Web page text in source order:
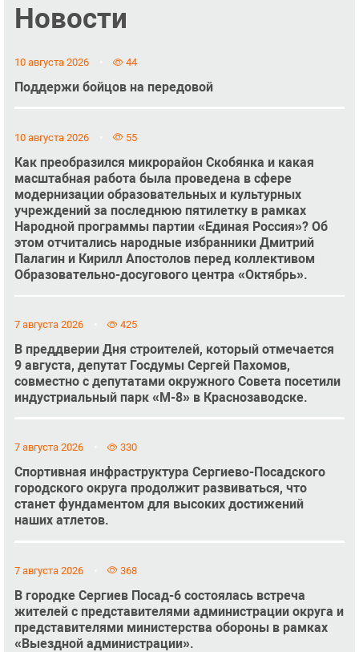
Новости
10 августа 2026 44
Поддержи бойцов на передовой
10 августа 2026 55
Как преобразился микрорайон Скобянка и какая
масштабная работа была проведена в сфере
модернизации образовательных и культурных
учреждений за последнюю пятилетку в рамках
Народной программы партии «Единая Россия»? Об
этом отчитались народные избранники Дмитрий
Палагин и Кирилл Апостолов перед коллективом
Образовательно-досугового центра «Октябрь».
7 августа 2026 425
В преддверии Дня строителей, который отмечается
9 августа, депутат Госдумы Сергей Пахомов,
совместно с депутатами окружного Совета посетили
индустриальный парк «М-8» в Краснозаводске.
7 августа 2026 330
Спортивная инфраструктура Сергиево-Посадского
городского округа продолжит развиваться, что
станет фундаментом для высоких достижений
наших атлетов.
7 августа 2026 368
В городке Сергиев Посад-6 состоялась встреча
жителей с представителями администрации округа и
представителями министерства обороны в рамках
«Выездной администрации».